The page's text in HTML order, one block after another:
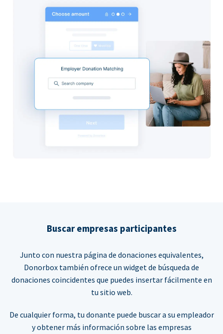
Buscar empresas participantes
Junto con nuestra página de donaciones equivalentes,
Donorbox también ofrece un widget de búsqueda de
donaciones coincidentes que puedes insertar fácilmente en
tu sitio web.
De cualquier forma, tu donante puede buscar a su empleador
y obtener más información sobre las empresas